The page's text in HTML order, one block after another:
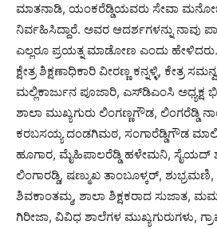
ಮಾತನಾಡಿ, ಯಂಕರೆಡ್ಡಿಯವರು ಸೇವಾ
ನಿರ್ವಹಿಸಿದ್ದಾರೆ. ಅವರ ಆದರ್ಶಗಳನ್ನು ನಾವು
ಎಲ್ಲರೂ ಪ್ರಯತ್ನ ಮಾಡೋಣ ಎಂದು ಹೇಳಿದರು.
ಕ್ಷೇತ್ರ ಶಿಕ್ಷಣಾಧಿಕಾರಿ ವೀರಣ್ಣ ಕನ್ನಳ್ಳಿ, ಕೇತ್ರ
ಮಲ್ಲಿಕಾರ್ಜುನ ಪೂಜಾರಿ, ಎಸ್‌ಡಿಎಂಸಿ ಅಧ್ಯಕ್ಷ
ಶಾಲಾ ಮುಖ್ಯಗುರು ಲಿಂಗಣ್ಣಗೌಡ, ಲಿಂಗರೆಡ್ಡಿ
ಕರಬಸಯ್ಯ ದಂಡಗಿಮಠ, ಸಂಗಾರೆಡ್ಡಿಗೌಡ
ಹೂಗಾರ, ಮೈಹಿಪಾಲರೆಡ್ಡಿ ಹಳೇಮನಿ,
ಲಿಂಗಾರಡ್ಡಿ, ಷಣ್ಮುಖ ತಾಂಬೂಳ್ಕರ್,
ಶಿವಕಾಂತಮ್ಮ, ಶಾಲಾ ಶಿಕ್ಷಕರಾದ ಸುಜಾತ,
ಗಿರೀಜಾ, ವಿವಿಧ ಶಾಲೆಗಳ ಮುಖ್ಯಗುರುಗಳು,